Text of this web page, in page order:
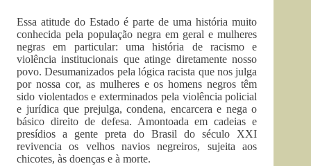
Essa atitude do Estado é parte de uma história muito
conhecida pela população negra em geral e mulheres
negras em particular: uma história de racismo e
violência institucionais que atinge diretamente nosso
povo. Desumanizados pela lógica racista que nos julga
por nossa cor, as mulheres e os homens negros têm
sido violentados e exterminados pela violência policial
e jurídica que prejulga, condena, encarcera e nega o
básico direito de defesa. Amontoada em cadeias e
presídios a gente preta do Brasil do século XXI
revivencia os velhos navios negreiros, sujeita aos
chicotes, às doenças e à morte.